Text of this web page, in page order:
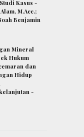
Kasus -
M.Acc.;
Benjamin
Mineral
Hukum
dan
Hidup
-